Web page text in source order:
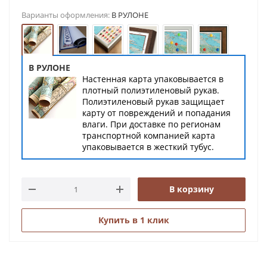
Варианты оформления: В РУЛОНЕ
В РУЛОНЕ
Настенная карта упаковывается в
плотный полиэтиленовый рукав.
Полиэтиленовый рукав защищает
карту от повреждений и попадания
влаги. При доставке по регионам
транспортной компанией карта
упаковывается в жесткий тубус.
В корзину
Купить в 1 клик